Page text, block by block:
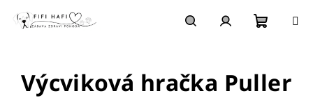
obsah
košík
Výcviková hračka Puller